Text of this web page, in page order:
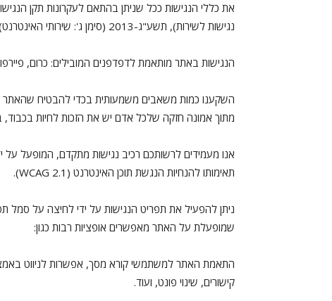
את כללי הנגישות ככל שניתן בהתאם לעקרונות תקן
נגישות לשירות), תשע"ג-2013 (סימן ג': שירותי האינטרנט).
הנגישות באתר מותאמת לדפדפנים המובילים: כרום, פיירפוקס,
השקענו כמות משאבים משמעותית בכדי להבטיח שהאתר
מתוך אמונה חזקה שלכל אדם יש את הזכות לחיות בכבוד,
אנו מעמידים לרשותכם רכיב נגישות מתקדם, המופעל
תאימותו להנחיות הנגשת תוכן האינטרנט (WCAG 2.1).
ניתן להפעיל את תפריט הנגישות על ידי לחיצה על סמל
שמופעלת על האתר מאפשרים אופציות רבות כגון:
התאמת האתר למשתמשי קורא מסך, אפשרות לניווט
קישורים, שינוי פונט, ועוד.